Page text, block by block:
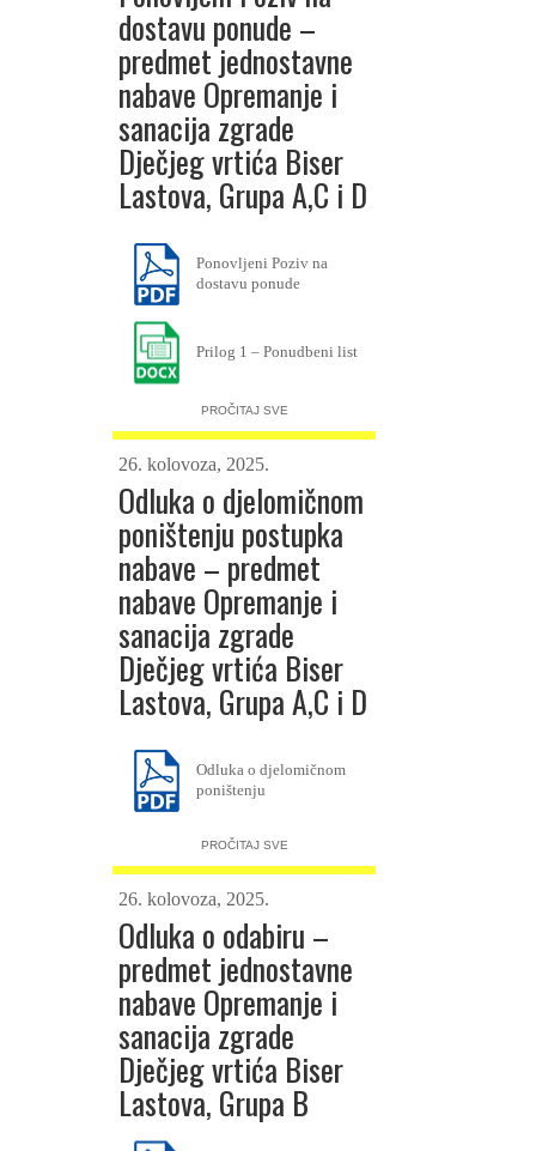
dostavu ponude –
predmet jednostavne
nabave Opremanje i
sanacija zgrade
Dječjeg vrtića Biser
Lastova, Grupa A,C i D
Ponovljeni Poziv na
dostavu ponude
Prilog 1 – Ponudbeni list
Prilog 2 – Troškovnik grupa A
Prilog 3 – Izjava o
nekažnjavanju
PROČITAJ SVE
26. kolovoza, 2025.
Odluka o djelomičnom
poništenju postupka
nabave – predmet
nabave Opremanje i
sanacija zgrade
Dječjeg vrtića Biser
Lastova, Grupa A,C i D
Odluka o djelomičnom
poništenju
PROČITAJ SVE
26. kolovoza, 2025.
Odluka o odabiru –
predmet jednostavne
nabave Opremanje i
sanacija zgrade
Dječjeg vrtića Biser
Lastova, Grupa B